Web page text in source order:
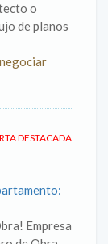
o
de planos
DESTACADA
Empresa